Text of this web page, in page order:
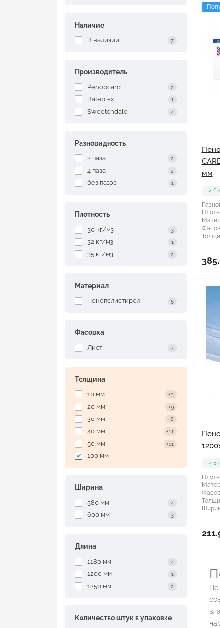
Наличие
В наличии 7
Производитель
Penoboard 2
Bateplex 1
Sweetondale 4
Разновидность
2 паза 2
4 паза 2
без пазов 1
Плотность
30 кг/м3 3
32 кг/м3 1
35 кг/м3 2
Материал
Пенополистирол 5
Фасовка
Лист 7
Толщина
10 мм +3
20 мм +9
30 мм +8
40 мм +11
50 мм +11
100 мм
Ширина
580 мм 4
600 мм 3
Длина
1180 мм 4
1200 мм 1
1250 мм 2
Количество штук в упаковке
мм
В
В